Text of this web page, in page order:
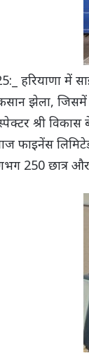
हरियाणा में
झेला, जिसमें
श्री विकास
फाइनेंस
250 छात्र